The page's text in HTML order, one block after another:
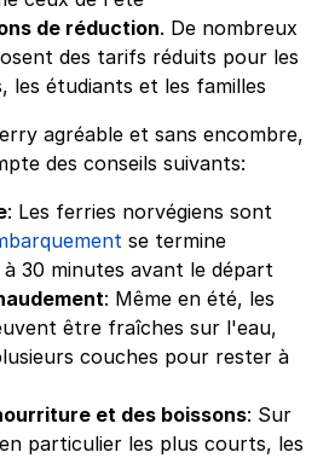
de réduction. De nombreux
des tarifs réduits pour les
les étudiants et les familles
agréable et sans encombre,
des conseils suivants:
: Les ferries norvégiens sont
se termine
à 30 minutes avant le départ
: Même en été, les
être fraîches sur l'eau,
couches pour rester à
et des boissons: Sur
particulier les plus courts, les